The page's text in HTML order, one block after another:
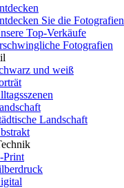
Sie die Fotografien
Top-Verkäufe
Fotografien
und weiß
Landschaft
Print